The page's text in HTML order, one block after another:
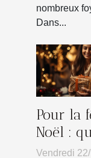
nombreux
Dans...
Pour la
Noël :
cadeau
Vendredi